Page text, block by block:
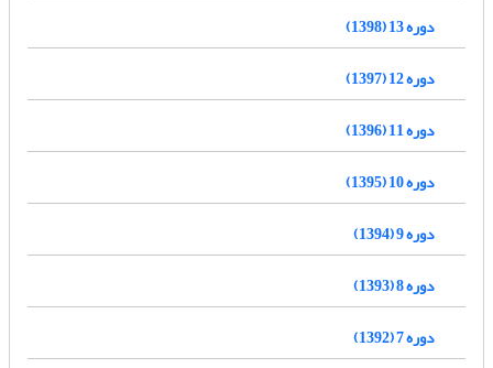
دوره 13 (1398)
دوره 12 (1397)
دوره 11 (1396)
دوره 10 (1395)
دوره 9 (1394)
دوره 8 (1393)
دوره 7 (1392)